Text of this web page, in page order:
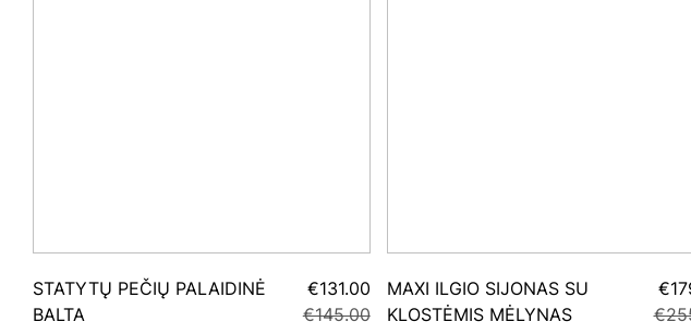
STATYTŲ PEČIŲ PALAIDINĖ
BALTA
€131.00
€145.00
MAXI ILGIO SIJONAS SU
KLOSTĖMIS MĖLYNAS